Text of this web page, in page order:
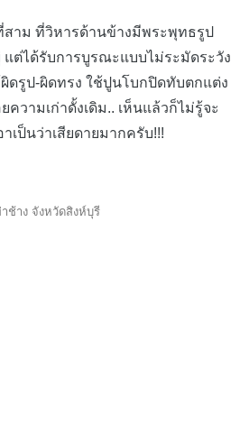
ที่วิหารด้านข้างมีพระพุทธรูป
แต่ได้รับการบูรณะแบบไม่ระมัดระวัง
ดรูป-ผิดทรง ใช้ปูนโบกปิดทับตกแต่ง
ความเก่าดั้งเดิม.. เห็นแล้วก็ไม่รู้จะ
เป็นว่าเสียดายมากครับ!!!
ช้าง จังหวัดสิงห์บุรี